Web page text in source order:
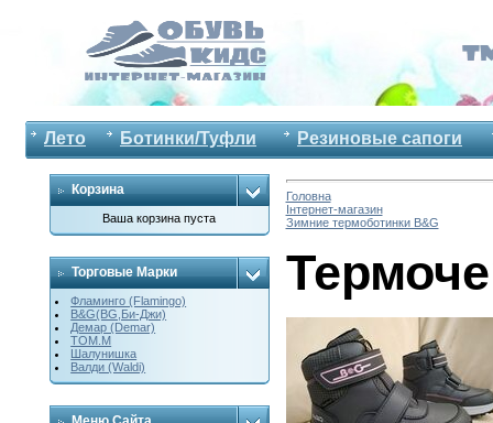
Лето Ботинки/Туфли Резиновые сапоги
Корзина
Ваша корзина пуста
Торговые Марки
Фламинго (Flamingo)
B&G(BG,Би-Джи)
Демар (Demar)
ТОМ.М
Шалунишка
Валди (Waldi)
Головна
Інтернет-магазин
Зимние термоботинки B&G